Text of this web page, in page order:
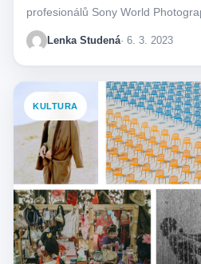
profesionálů Sony World
Soutěž…
Lenka Studená· 6. 3. 2023
KULTURA